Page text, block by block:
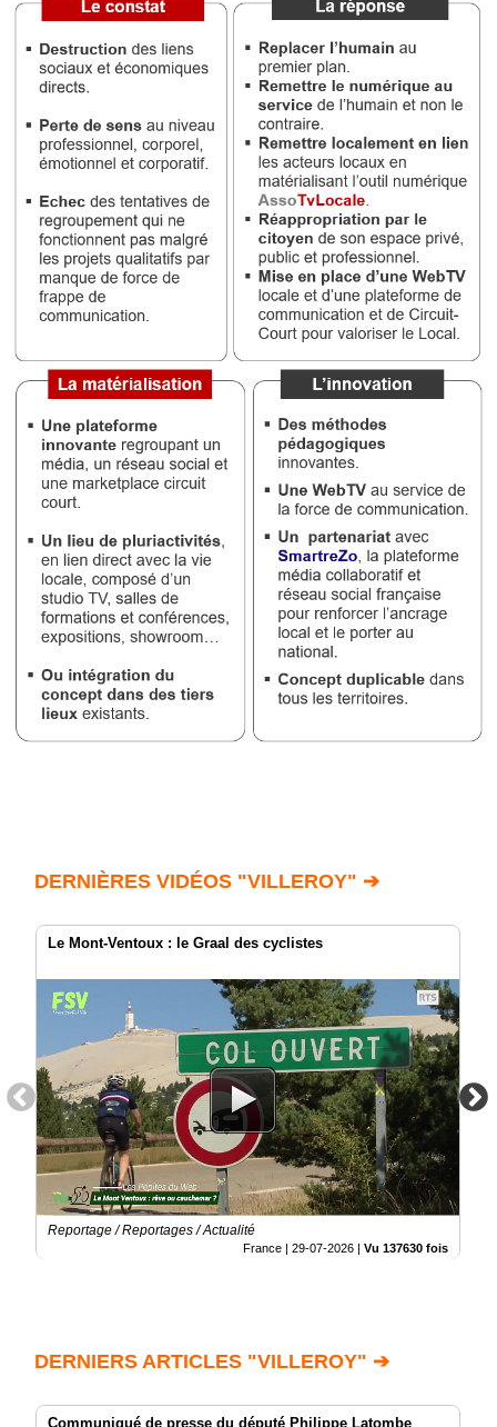
DERNIÈRES VIDÉOS "VILLEROY" ➔
Le Mont-Ventoux : le Graal des cyclistes
Reportage / Reportages / Actualité
France | 29-07-2026 | Vu 137630 fois
DERNIERS ARTICLES "VILLEROY" ➔
Communiqué de presse du député Philippe Latombe